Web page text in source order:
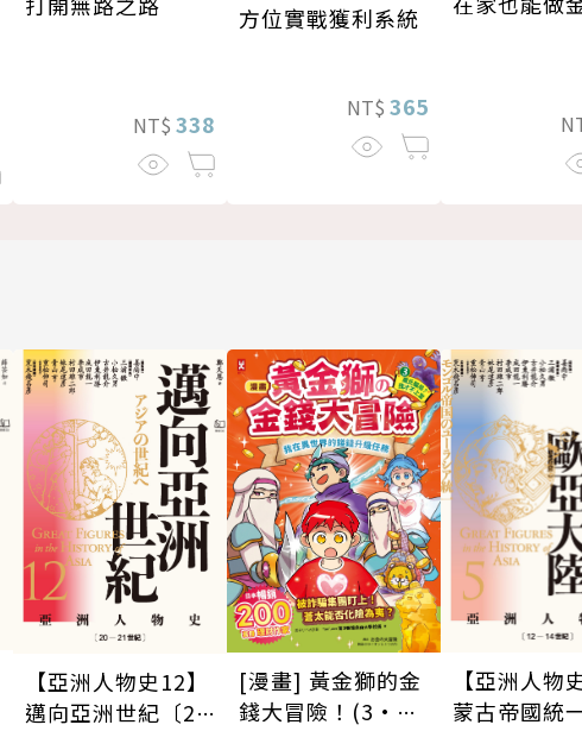
NT$ 338
方位實戰獲利系統
NT$ 365
【亞洲人物史12】
邁向亞洲世紀〔20
[漫畫] 黃金獅的金
錢大冒險！(3•完
【亞洲人物
蒙古帝國統